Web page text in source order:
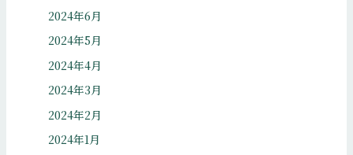
2024年6月
2024年5月
2024年4月
2024年3月
2024年2月
2024年1月